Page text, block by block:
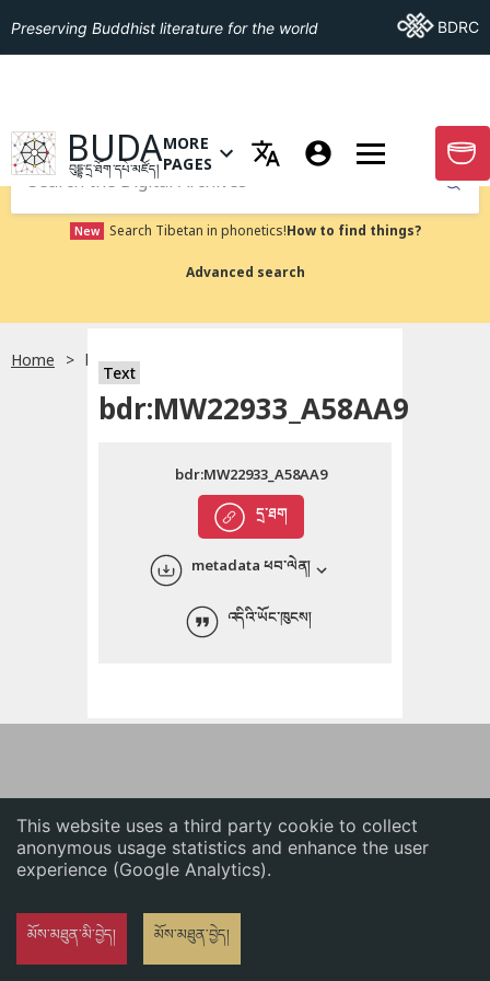
This website uses a third party cookie to collect
anonymous usage statistics and enhance the user
experience (Google Analytics).
མོས་མཐུན་མི་བྱེད། མོས་མཐུན་བྱེད།
English
ភាសាខ្មែរ
Preserving Buddhist literature for the world Go ToBDRC
GO TO HOMEPAGE
BUDA
བུདྡྷ་དྲ་ཐོག་དཔེ་མཛོད།
OPEN MENU OF MORE PAGES
MORE
PAGES
GO
Submit
New Search Tibetan in phonetics!How to find things?
Advanced search
Home bdr:MW22933_A58AA9
Text
bdr:MW22933_A58AA9
དྲ་ཐག
bdr:MW22933_A58AA9
metadata ཕབ་ལེན།
འདིའི་ཡོང་ཁུངས།